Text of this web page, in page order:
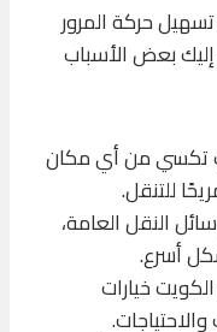
حركة المرور
بعض الأسباب
تكسي من أي مكان
للتنقل.
النقل العامة،
أسرع.
خيارات